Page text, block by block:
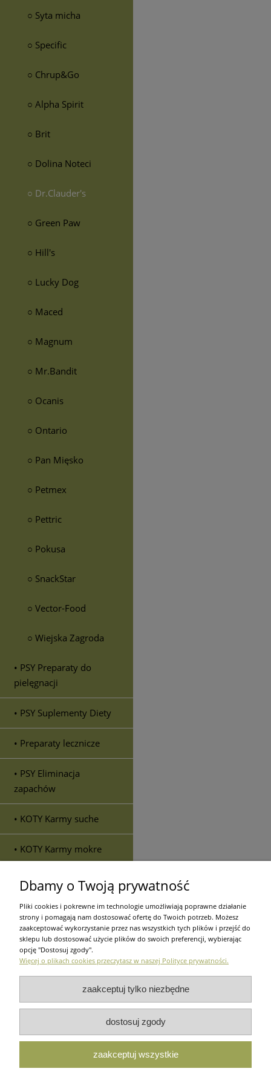
○ Syta micha
○ Specific
○ Chrup&Go
○ Alpha Spirit
○ Brit
○ Dolina Noteci
○ Dr.Clauder's
○ Green Paw
○ Hill's
○ Lucky Dog
○ Maced
○ Magnum
○ Mr.Bandit
○ Ocanis
○ Ontario
○ Pan Mięsko
○ Petmex
○ Pettric
○ Pokusa
○ SnackStar
○ Vector-Food
○ Wiejska Zagroda
• PSY Preparaty do
pielęgnacji
• PSY Suplementy Diety
• Preparaty lecznicze
• PSY Eliminacja
zapachów
• KOTY Karmy suche
• KOTY Karmy mokre
• KOTY Karmy
weterynaryjne
• KOTY Suplementy diety
• KOTY Przysmaki
• KOTY Preparaty do
pielęgnacji
Pomoc
Dbamy o Twoją prywatność
Pliki cookies i pokrewne im technologie umożliwiają poprawne działanie
strony i pomagają nam dostosować ofertę do Twoich potrzeb. Możesz
zaakceptować wykorzystanie przez nas wszystkich tych plików i przejść do
sklepu lub dostosować użycie plików do swoich preferencji, wybierając
opcję "Dostosuj zgody".
Więcej o plikach cookies przeczytasz w naszej Polityce prywatności.
zaakceptuj tylko niezbędne
dostosuj zgody
zaakceptuj wszystkie